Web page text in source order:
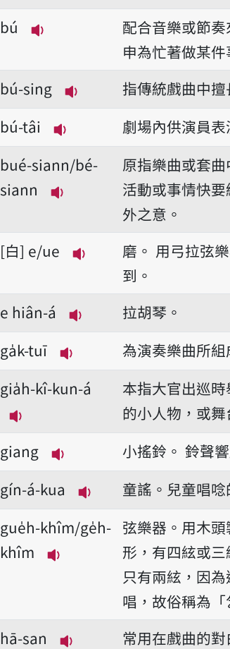
播放音讀bōo
bú
配合音樂或節
申為忙著做某件
bú-sing
播放音讀bú-sing
指傳統戲曲中
bú-tâi
播放音讀bú-tâi
劇場內供演員表
bué-siann/bé-
siann
播放音讀bué-siann/bé-
原指樂曲或套
活動或事情快要
外之意。
白 e/ue
播放音讀e/ue
磨。 用弓拉弦
到。
e hiân-á
播放音讀e hiân-á
拉胡琴。
ga̍k-tuī
播放音讀ga̍k-tuī
為演奏樂曲所組
gia̍h-kî-kun-á
播放音讀gia̍h-kî-kun-á
本指大官出巡
的小人物，或
giang
播放音讀giang
小搖鈴。 鈴聲
gín-á-kua
播放音讀gín-á-kua
童謠。兒童唱唸
gue̍h-khîm/ge̍h-
khîm
播放音讀gue̍h-khîm/
弦樂器。用木
形，有四絃或
只有兩絃，因
唱，故俗稱為
hā-san
常用在戲曲的